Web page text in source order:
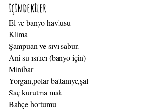
içindekiler
El ve banyo havlusu
Klima
Şampuan ve sıvı sabun
Ani su ısıtıcı (banyo için)
Minibar
Yorgan,polar battaniye,şal
Saç kurutma mak
Bahçe hortumu